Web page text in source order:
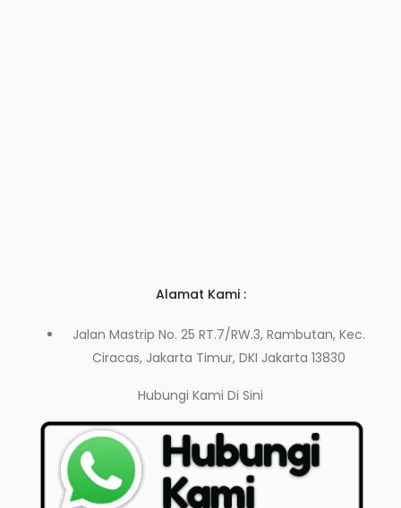
Alamat Kami :
Jalan Mastrip No. 25 RT.7/RW.3, Rambutan, Kec.
Ciracas, Jakarta Timur, DKI Jakarta 13830
Hubungi Kami Di Sini